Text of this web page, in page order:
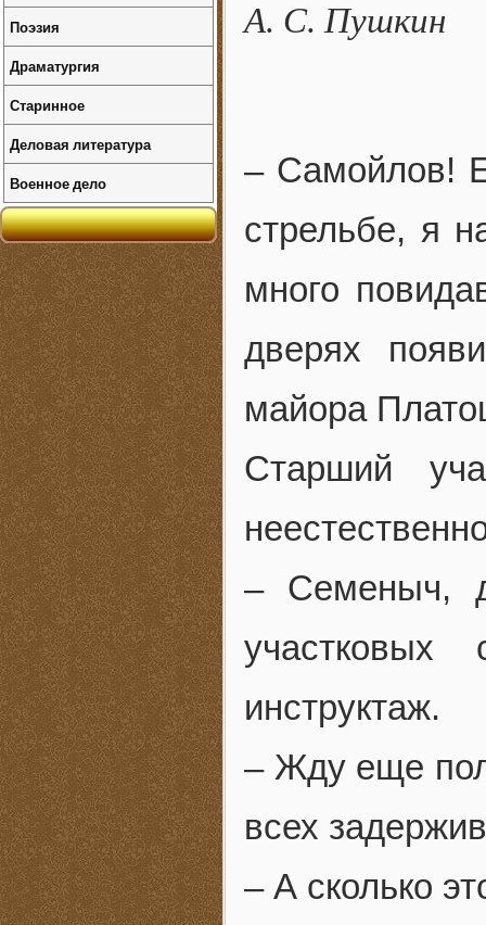
А. С. Пушкин
– Самойлов!
стрельбе, я
много
дверях
майора
Старший
– Семеныч,
инструктаж.
– Жду еще
всех
– А сколько
Поэзия
Драматургия
Старинное
Деловая литература
Военное дело